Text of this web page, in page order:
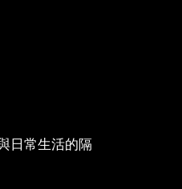
日常生活的隔